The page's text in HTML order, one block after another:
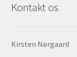
Om os
Kontakt os
Kirsten Nørgaard